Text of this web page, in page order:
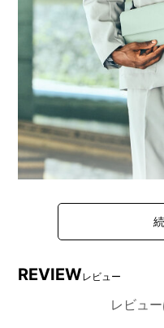
都市建築に着想を得た
ルダーバッグ。
筆記具など、貴重品や旅
ーチのみ、本体＋付属
REVIEWレビュー
レビュ